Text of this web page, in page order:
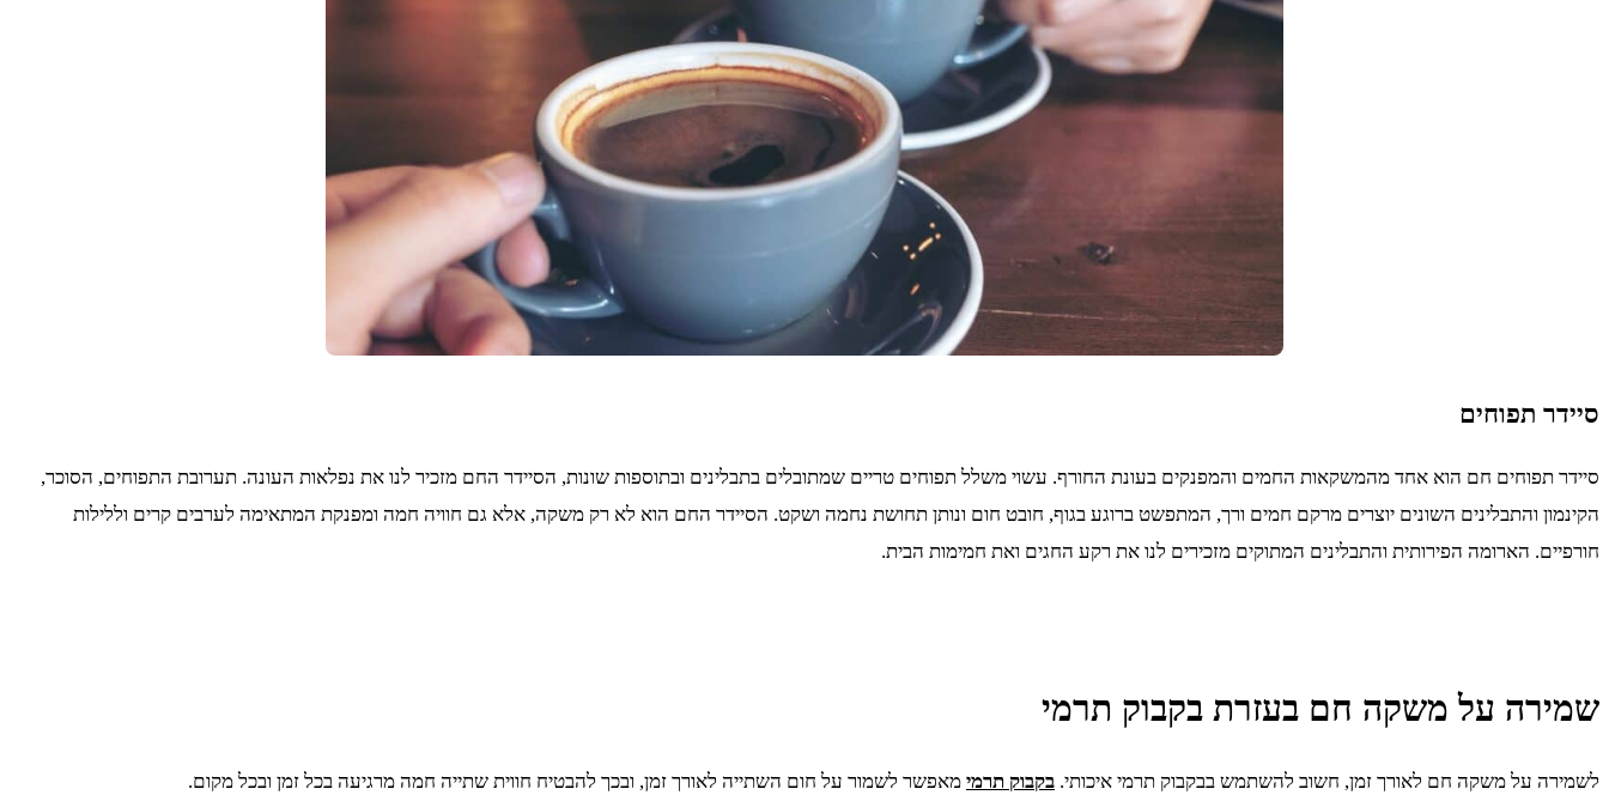
סיידר תפוחים
סיידר תפוחים חם הוא אחד מהמשקאות החמים והמפנקים בעונת החורף. עשוי משלל תפוחים טריים שמתובלים בתבלינים ובתוספות שונות, הסיידר החם מזכיר לנו את נפלאות העונה. תערובת התפוחים, הסוכר,
הקינמון והתבלינים השונים יוצרים מרקם חמים ורך, המתפשט ברוגע בגוף, חובט חום ונותן תחושת נחמה ושקט. הסיידר החם הוא לא רק משקה, אלא גם חוויה חמה ומפנקת המתאימה לערבים קרים וללילות
חורפיים. הארומה הפירותית והתבלינים המתוקים מזכירים לנו את רקע החגים ואת חמימות הבית.
שמירה על משקה חם בעזרת בקבוק תרמי
לשמירה על משקה חם לאורך זמן, חשוב להשתמש בבקבוק תרמי איכותי. בקבוק תרמי מאפשר לשמור על חום השתייה לאורך זמן, ובכך להבטיח חווית שתייה חמה מרגיעה בכל זמן ובכל מקום.